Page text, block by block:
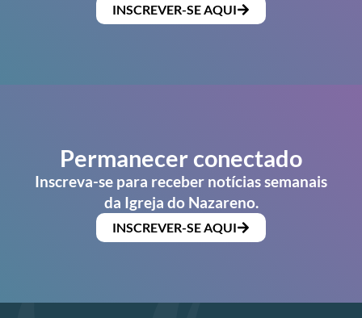
INSCREVER-SE AQUI
Permanecer conectado
Inscreva-se para receber notícias semanais
da Igreja do Nazareno.
INSCREVER-SE AQUI